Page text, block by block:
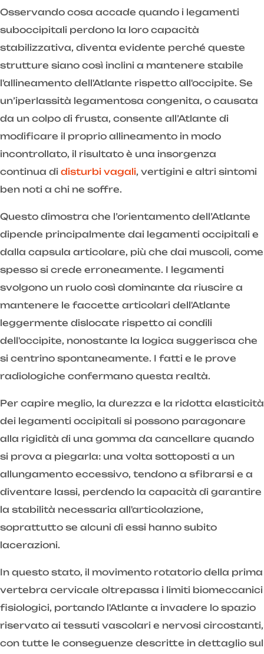
Osservando cosa accade quando i legamenti
suboccipitali perdono la loro capacità
stabilizzativa, diventa evidente perché queste
strutture siano così inclini a mantenere stabile
l'allineamento dell'Atlante rispetto all'occipite. Se
un’iperlassità legamentosa congenita, o causata
da un colpo di frusta, consente all’Atlante di
modificare il proprio allineamento in modo
incontrollato, il risultato è una insorgenza
continua di disturbi vagali, vertigini e altri sintomi
ben noti a chi ne soffre.
Questo dimostra che l’orientamento dell’Atlante
dipende principalmente dai legamenti occipitali e
dalla capsula articolare, più che dai muscoli, come
spesso si crede erroneamente. I legamenti
svolgono un ruolo così dominante da riuscire a
mantenere le faccette articolari dell'Atlante
leggermente dislocate rispetto ai condili
dell'occipite, nonostante la logica suggerisca che
si centrino spontaneamente. I fatti e le prove
radiologiche confermano questa realtà.
Per capire meglio, la durezza e la ridotta elasticità
dei legamenti occipitali si possono paragonare
alla rigidità di una gomma da cancellare quando
si prova a piegarla: una volta sottoposti a un
allungamento eccessivo, tendono a sfibrarsi e a
diventare lassi, perdendo la capacità di garantire
la stabilità necessaria all'articolazione,
soprattutto se alcuni di essi hanno subito
lacerazioni.
In questo stato, il movimento rotatorio della prima
vertebra cervicale oltrepassa i limiti biomeccanici
fisiologici, portando l'Atlante a invadere lo spazio
riservato ai tessuti vascolari e nervosi circostanti,
con tutte le conseguenze descritte in dettaglio sul